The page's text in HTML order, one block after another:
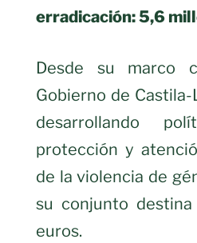
erradicación: 5,6
Desde su marco
Gobierno de
desarrollando
protección y
de la violencia de
su conjunto
euros.